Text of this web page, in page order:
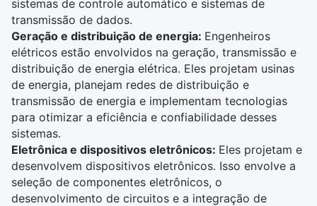
sistemas de controle automático e sistemas de
transmissão de dados.
Geração e distribuição de energia: Engenheiros
elétricos estão envolvidos na geração, transmissão e
distribuição de energia elétrica. Eles projetam usinas
de energia, planejam redes de distribuição e
transmissão de energia e implementam tecnologias
para otimizar a eficiência e confiabilidade desses
sistemas.
Eletrônica e dispositivos eletrônicos: Eles projetam e
desenvolvem dispositivos eletrônicos. Isso envolve a
seleção de componentes eletrônicos, o
desenvolvimento de circuitos e a integração de